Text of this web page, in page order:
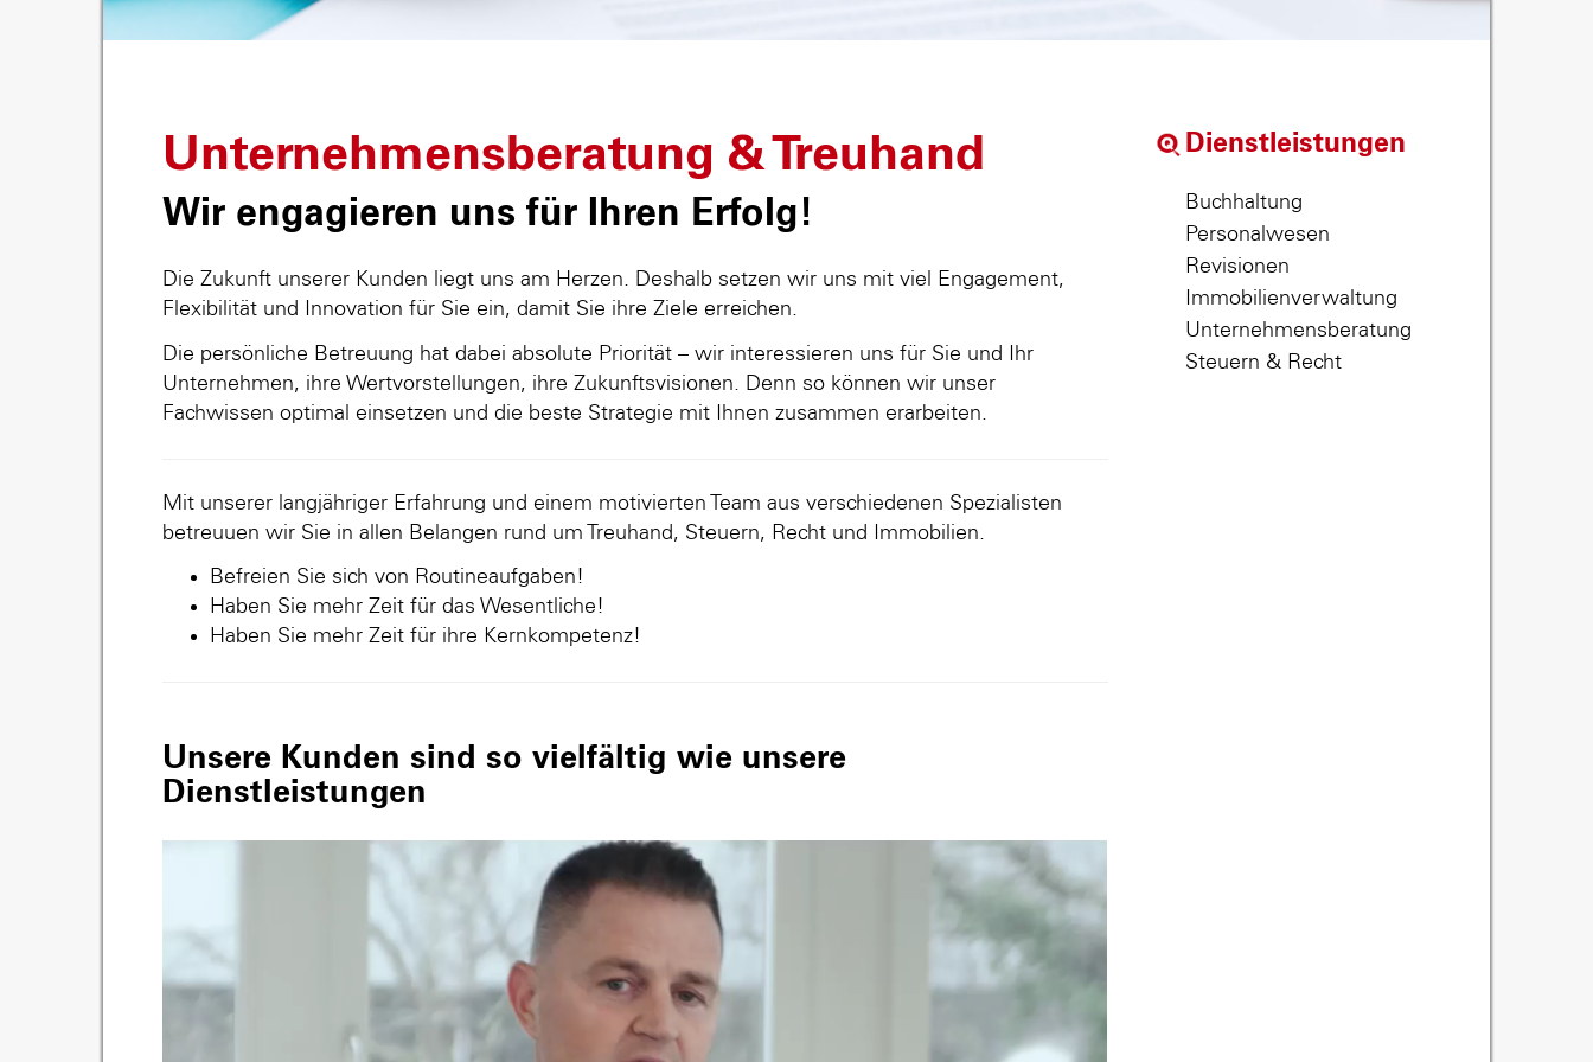
Unternehmensberatung & Treuhand
Wir engagieren uns für Ihren Erfolg!
Die Zukunft unserer Kunden liegt uns am Herzen. Deshalb setzen wir uns mit viel Engagement,
Flexibilität und Innovation für Sie ein, damit Sie ihre Ziele erreichen.
Die persönliche Betreuung hat dabei absolute Priorität – wir interessieren uns für Sie und Ihr
Unternehmen, ihre Wertvorstellungen, ihre Zukunftsvisionen. Denn so können wir unser
Fachwissen optimal einsetzen und die beste Strategie mit Ihnen zusammen erarbeiten.
Mit unserer langjähriger Erfahrung und einem motivierten Team aus verschiedenen Spezialisten
betreuuen wir Sie in allen Belangen rund um Treuhand, Steuern, Recht und Immobilien.
Befreien Sie sich von Routineaufgaben!
Haben Sie mehr Zeit für das Wesentliche!
Haben Sie mehr Zeit für ihre Kernkompetenz!
Unsere Kunden sind so vielfältig wie unsere
Dienstleistungen
Dienstleistungen
Buchhaltung
Personalwesen
Revisionen
Immobilienverwaltung
Unternehmensberatung
Steuern & Recht